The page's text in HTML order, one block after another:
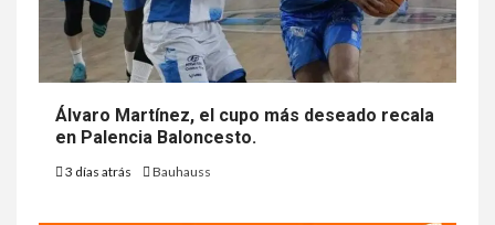
Álvaro Martínez, el cupo más deseado recala
en Palencia Baloncesto.
3 días atrás Bauhauss